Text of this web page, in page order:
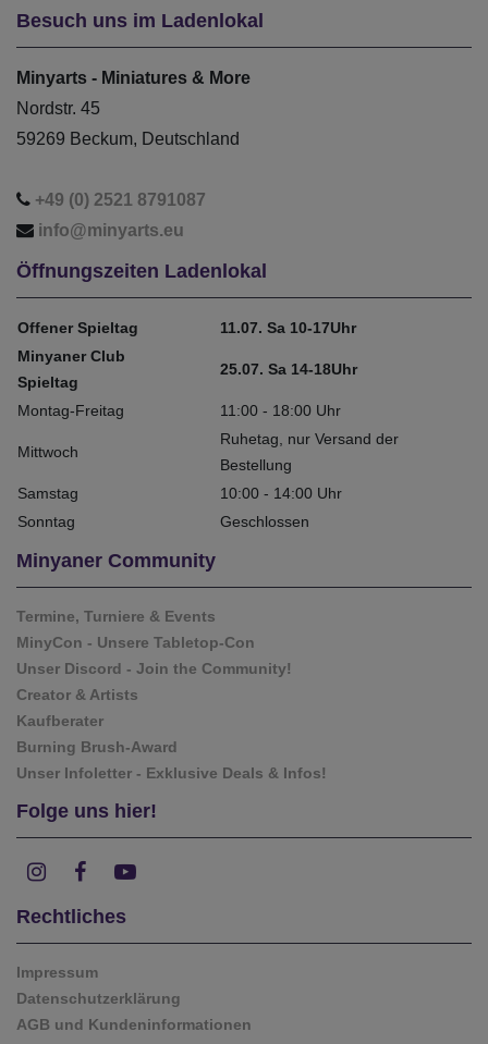
Besuch uns im Ladenlokal
Minyarts - Miniatures & More
Nordstr. 45
59269 Beckum, Deutschland
+49 (0) 2521 8791087
info@minyarts.eu
Öffnungszeiten Ladenlokal
Offener Spieltag
11.07. Sa 10-17Uhr
Minyaner Club
Spieltag
25.07. Sa 14-18Uhr
Montag-Freitag 11:00 - 18:00 Uhr
Mittwoch
Ruhetag, nur Versand der
Bestellung
Samstag
10:00 - 14:00 Uhr
Sonntag
Geschlossen
Minyaner Community
Termine, Turniere & Events
MinyCon - Unsere Tabletop-Con
Unser Discord - Join the Community!
Creator & Artists
Kaufberater
Burning Brush-Award
Unser Infoletter - Exklusive Deals & Infos!
Folge uns hier!
Rechtliches
Impressum
Datenschutzerklärung
AGB und Kundeninformationen